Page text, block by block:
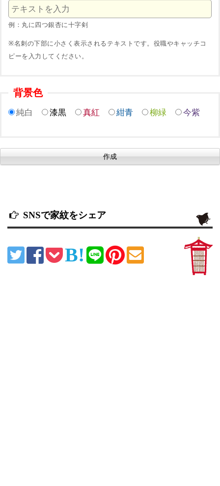
例：丸に四つ銀杏に十字剣
※名刺の下部に小さく表示されるテキストです。役職やキャッチコ
ピーを入力してください。
背景色
純白 漆黒 真紅 紺青 柳緑 今紫
SNSで家紋をシェア